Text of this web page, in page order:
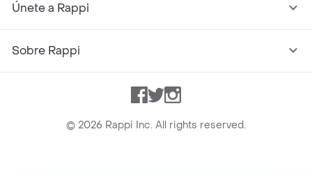
Únete a Rappi
Sobre Rappi
Facebook
TwitterInstagram
© 2026 Rappi Inc. All rights reserved.